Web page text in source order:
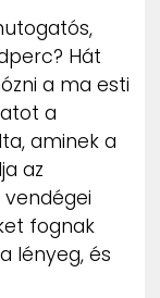
Hát
a ma esti
a
aminek a
az
fognak
lényeg, és